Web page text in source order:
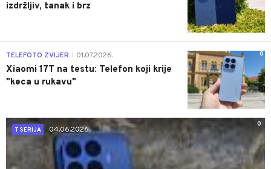
izdržljiv, tanak i brz
0
TELEFOTO ZVIJER 01.07.2026.
Xiaomi 17T na testu: Telefon koji krije
"keca u rukavu"
0
T SERIJA
04.06.2026.